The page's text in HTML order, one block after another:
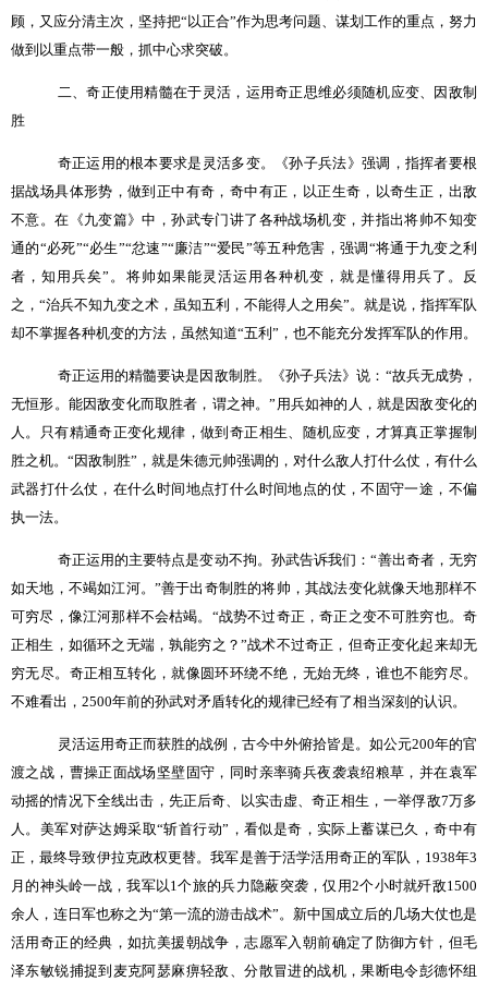
顾，又应分清主次，坚持把“以正合”作为思考问题、谋划工作的重点，努力
做到以重点带一般，抓中心求突破。
二、奇正使用精髓在于灵活，运用奇正思维必须随机应变、因敌制
胜
奇正运用的根本要求是灵活多变。《孙子兵法》强调，指挥者要根
据战场具体形势，做到正中有奇，奇中有正，以正生奇，以奇生正，出敌
不意。在《九变篇》中，孙武专门讲了各种战场机变，并指出将帅不知变
通的“必死”“必生”“忿速”“廉洁”“爱民”等五种危害，强调“将通于九变之利
者，知用兵矣”。将帅如果能灵活运用各种机变，就是懂得用兵了。反
之，“治兵不知九变之术，虽知五利，不能得人之用矣”。就是说，指挥军队
却不掌握各种机变的方法，虽然知道“五利”，也不能充分发挥军队的作用。
奇正运用的精髓要诀是因敌制胜。《孙子兵法》说：“故兵无成势，
无恒形。能因敌变化而取胜者，谓之神。”用兵如神的人，就是因敌变化的
人。只有精通奇正变化规律，做到奇正相生、随机应变，才算真正掌握制
胜之机。“因敌制胜”，就是朱德元帅强调的，对什么敌人打什么仗，有什么
武器打什么仗，在什么时间地点打什么时间地点的仗，不固守一途，不偏
执一法。
奇正运用的主要特点是变动不拘。孙武告诉我们：“善出奇者，无穷
如天地，不竭如江河。”善于出奇制胜的将帅，其战法变化就像天地那样不
可穷尽，像江河那样不会枯竭。“战势不过奇正，奇正之变不可胜穷也。奇
正相生，如循环之无端，孰能穷之？”战术不过奇正，但奇正变化起来却无
穷无尽。奇正相互转化，就像圆环环绕不绝，无始无终，谁也不能穷尽。
不难看出， 2500年前的孙武对矛盾转化的规律已经有了相当深刻的认识。
灵活运用奇正而获胜的战例，古今中外俯拾皆是。如公元200年的官
渡之战，曹操正面战场坚壁固守，同时亲率骑兵夜袭袁绍粮草，并在袁军
动摇的情况下全线出击，先正后奇、以实击虚、奇正相生，一举俘敌7万多
人。美军对萨达姆采取“斩首行动”，看似是奇，实际上蓄谋已久，奇中有
正，最终导致伊拉克政权更替。我军是善于活学活用奇正的军队， 1938年3
月的神头岭一战，我军以1个旅的兵力隐蔽突袭，仅用2个小时就歼敌1500
余人，连日军也称之为“第一流的游击战术”。新中国成立后的几场大仗也是
活用奇正的经典，如抗美援朝战争，志愿军入朝前确定了防御方针，但毛
泽东敏锐捕捉到麦克阿瑟麻痹轻敌、分散冒进的战机，果断电令彭德怀组